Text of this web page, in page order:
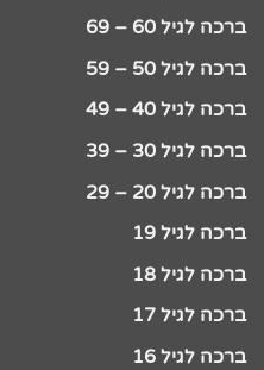
ברכה לגיל 60 – 69
ברכה לגיל 50 – 59
ברכה לגיל 40 – 49
ברכה לגיל 30 – 39
ברכה לגיל 20 – 29
ברכה לגיל 19
ברכה לגיל 18
ברכה לגיל 17
ברכה לגיל 16